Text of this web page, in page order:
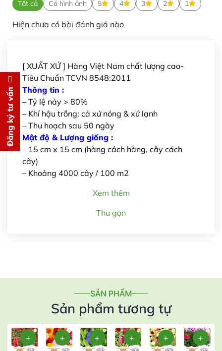
Tất cả Có hình ảnh 5 4 3 2 1
Hiện chưa có bài đánh giá nào
[ XUẤT XỨ ] Hàng Việt Nam chất lượng cao-
Tiêu Chuẩn TCVN 8548:2011
Thông tin :
– Tỷ lệ nảy > 80%
– Khí hậu trồng: cả xứ nóng & xứ lạnh
– Thu hoạch sau 50 ngày
Mật độ & Lượng giống :
– 15 cm x 15 cm (hàng cách hàng, cây cách
cây)
– Khoảng 4000 cây / 100 m2
Xem thêm
Thu gọn
SẢN PHẨM
Sản phẩm tương tự
Đăng ký tư vấn Đăng ký tư vấn
Chúng tôi sẽ gọi lại tư vấn MIỄN
PHÍ
cho bạn ngay lập tức
Gửi thông tin